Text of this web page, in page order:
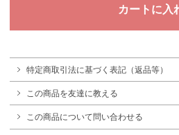
特定商取引法に基づく表記（返品等）
この商品を友達に教える
この商品について問い合わせる